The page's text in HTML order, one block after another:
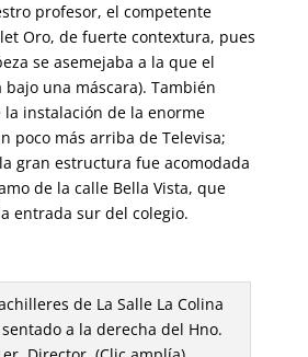
profesor, el competente
Oro, de fuerte contextura, pues
se asemejaba a la que el
una máscara). También
instalación de la enorme
poco más arriba de Televisa;
gran estructura fue acomodada
de la calle Bella Vista, que
entrada sur del colegio.